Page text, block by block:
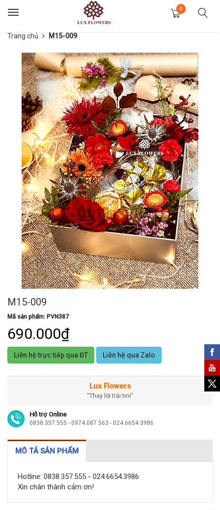
Toggle
0
Trang chủ M15-009
M15-009
Mã sản phẩm: PVN387
690.000₫
Liên hệ trực tiếp qua ĐT Liên hệ qua Zalo
Lux Flowers
"Thay lời trái tim"
Hỗ trợ Online
0838.357.555 - 0974.087.563 - 024.6654.3986
MÔ TẢ SẢN PHẨM
Hotline: 0838.357.555 - 024.6654.3986
Xin chân thành cảm ơn!